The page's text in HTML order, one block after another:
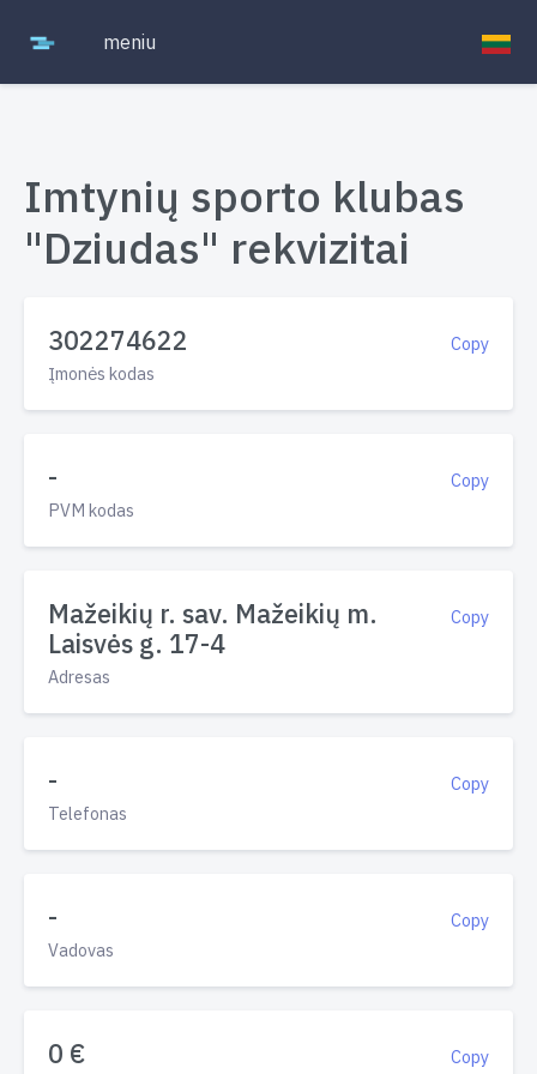
meniu
Imtynių sporto klubas
"Dziudas" rekvizitai
Copy
302274622
Įmonės kodas
Copy
-
PVM kodas
Copy
Mažeikių r. sav. Mažeikių m.
Laisvės g. 17-4
Adresas
Copy
-
Telefonas
Copy
-
Vadovas
Copy
0 €